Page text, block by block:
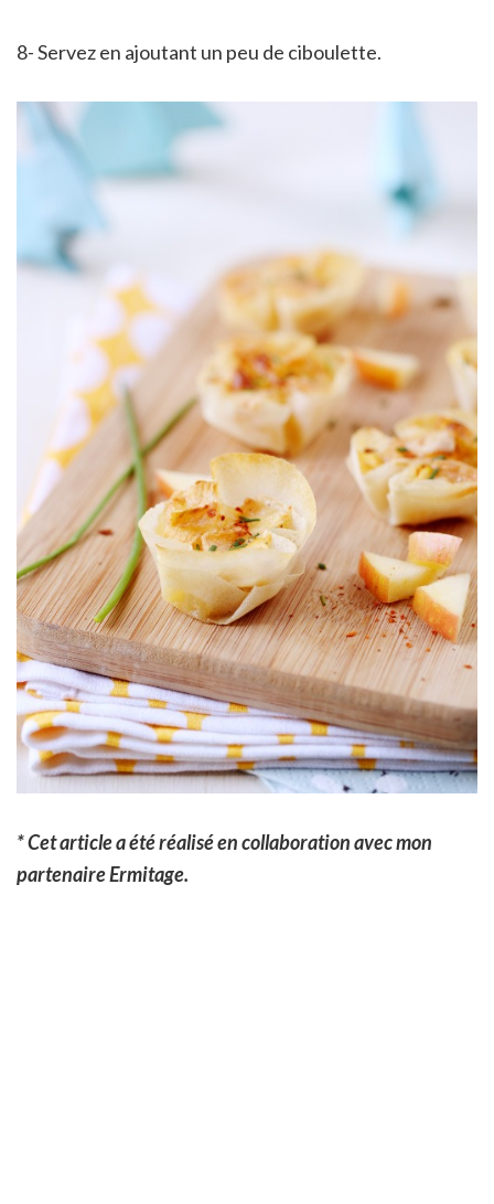
8- Servez en ajoutant un peu de ciboulette.
* Cet article a été réalisé en collaboration avec mon
partenaire Ermitage.